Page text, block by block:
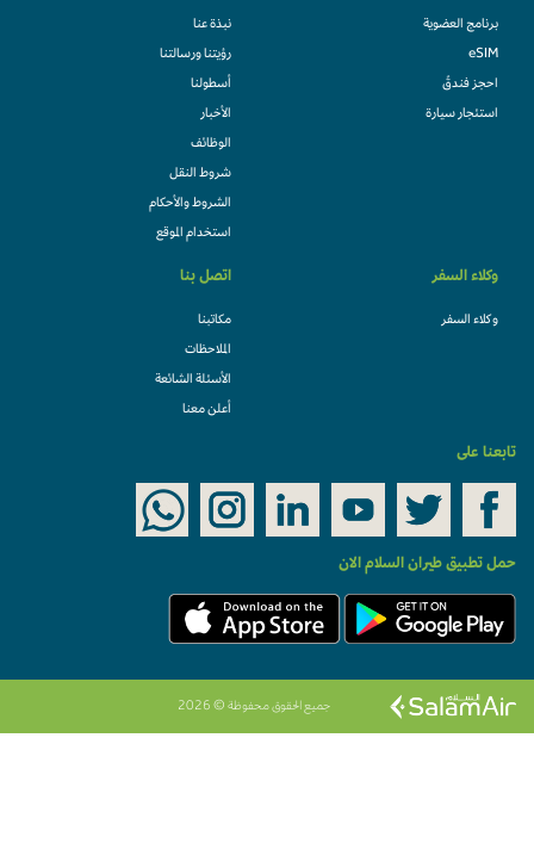
برنامج العضوية
eSIM
احجز فندقً
استئجار سيارة
نبذة عنا
رؤيتنا ورسالتنا
أسطولنا
الأخبار
الوظائف
شروط النقل
الشروط والأحكام
استخدام الموقع
وكلاء السفر
وكلاء السفر
اتصل بنا
مكاتبنا
الملاحظات
الأسئلة الشائعة
أعلن معنا
تابعنا على
حمل تطبيق طيران السلام الان
جميع الحقوق محفوظة © 2026